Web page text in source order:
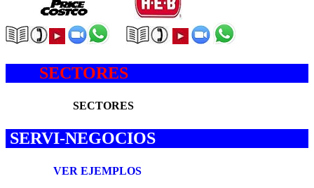
SECTORES
SECTORES
SERVI-NEGOCIOS
VER EJEMPLOS